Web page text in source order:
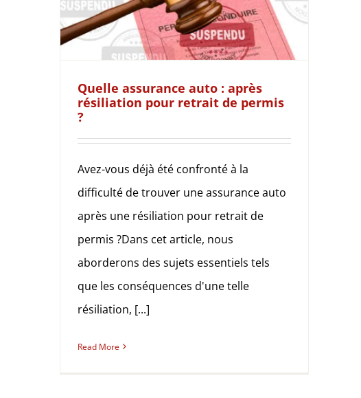
Quelle assurance auto : après
résiliation pour retrait de permis
?
Avez-vous déjà été confronté à la
difficulté de trouver une assurance auto
après une résiliation pour retrait de
permis ?Dans cet article, nous
aborderons des sujets essentiels tels
que les conséquences d'une telle
résiliation, [...]
Read More